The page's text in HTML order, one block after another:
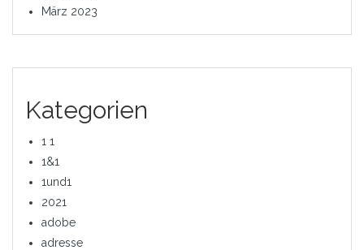
März 2023
Kategorien
1 1
1&1
1und1
2021
adobe
adresse